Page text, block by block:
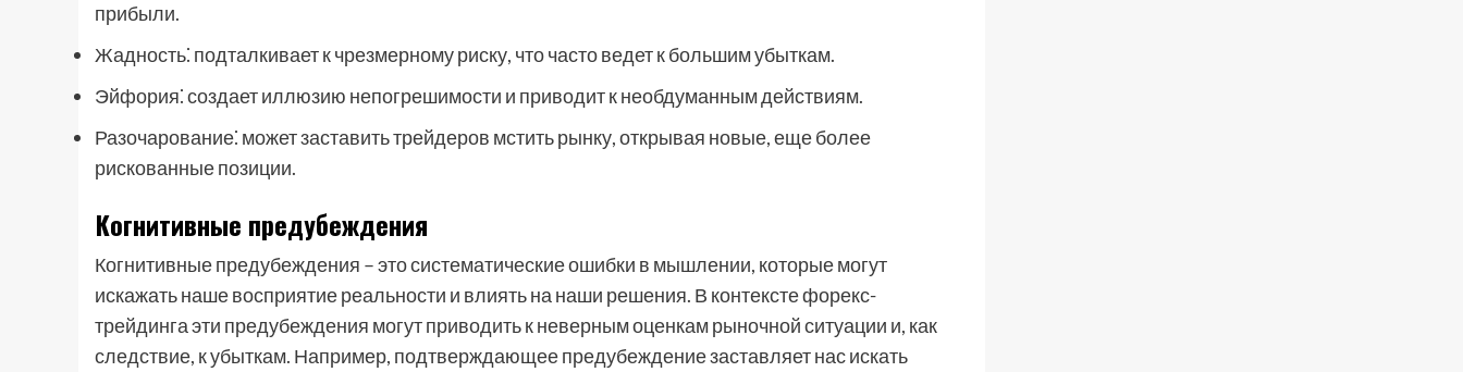
прибыли.
Жадность⁚ подталкивает к чрезмерному риску, что часто ведет к большим убыткам.
Эйфория⁚ создает иллюзию непогрешимости и приводит к необдуманным действиям.
Разочарование⁚ может заставить трейдеров мстить рынку, открывая новые, еще более
рискованные позиции.
Когнитивные предубеждения
Когнитивные предубеждения – это систематические ошибки в мышлении, которые могут
искажать наше восприятие реальности и влиять на наши решения. В контексте форекс-
трейдинга эти предубеждения могут приводить к неверным оценкам рыночной ситуации и, как
следствие, к убыткам. Например, подтверждающее предубеждение заставляет нас искать